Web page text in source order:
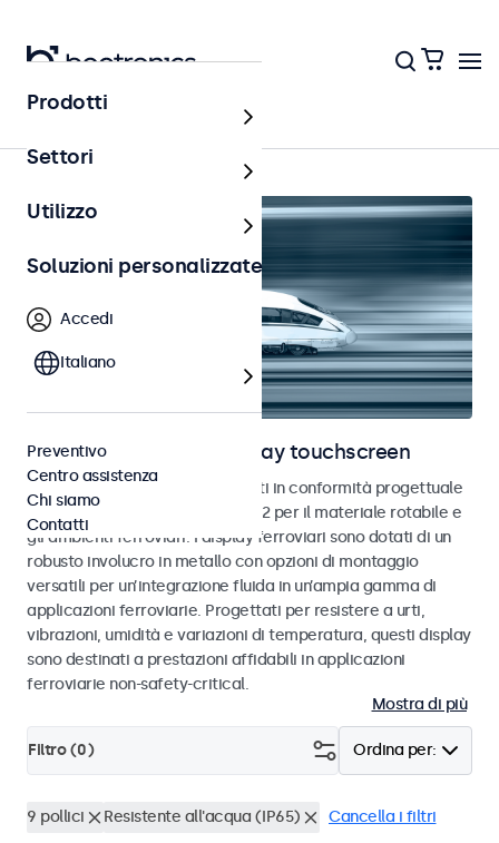
Ferrovia
Monitor ferroviari e display touchscreen
Monitor e touchscreen sviluppati in conformità progettuale
alle norme EN 50155 e EN 45545-2 per il materiale rotabile e
gli ambienti ferroviari. I display ferroviari sono dotati di un
robusto involucro in metallo con opzioni di montaggio
versatili per un’integrazione fluida in un’ampia gamma di
applicazioni ferroviarie. Progettati per resistere a urti,
vibrazioni, umidità e variazioni di temperatura, questi display
sono destinati a prestazioni affidabili in applicazioni
ferroviarie non-safety-critical.
Mostra di più
Ordina per:
Filtro (0)
9 pollici Resistente all'acqua (IP65) Cancella i filtri
Prodotti
Settori
Utilizzo
Soluzioni personalizzate
Accedi
Italiano
Preventivo
Centro assistenza
Chi siamo
Contatti